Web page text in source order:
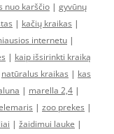
nuo karščio | gyvūnų
| kačių kraikas |
internetu |
| kaip išsirinkti kraiką
natūralus kraikas | kas
| marella 2,4 |
| zoo prekes |
| žaidimui lauke |